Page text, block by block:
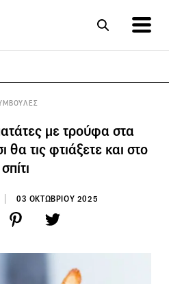
με τρούφα στα
θα τις φτιάξετε και στο
σπίτι
03 ΟΚΤΩΒΡΙΟΥ 2025